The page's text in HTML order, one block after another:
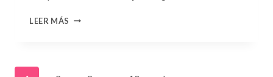
LEER MÁS CONSULTA